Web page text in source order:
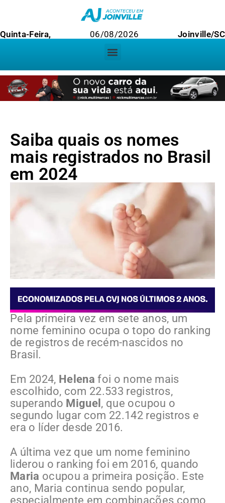
Quinta-Feira, 06/08/2026 Joinville/SC
Saiba quais os nomes
mais registrados no Brasil
em 2024
Pela primeira vez em sete anos, um
nome feminino ocupa o topo do ranking
de registros de recém-nascidos no
Brasil.
Em 2024, Helena foi o nome mais
escolhido, com 22.533 registros,
superando Miguel , que ocupou o
segundo lugar com 22.142 registros e
era o líder desde 2016.
A última vez que um nome feminino
liderou o ranking foi em 2016, quando
Maria ocupou a primeira posição. Este
ano, Maria continua sendo popular,
especialmente em combinações como